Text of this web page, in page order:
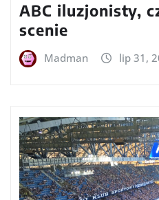
ABC iluzjonisty,
scenie
Madman lip 31,